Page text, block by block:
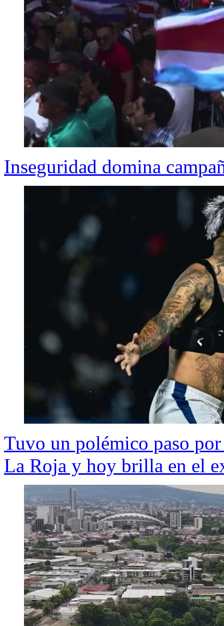
Inseguridad domina
Tuvo un polémico paso
La Roja y hoy brilla en el